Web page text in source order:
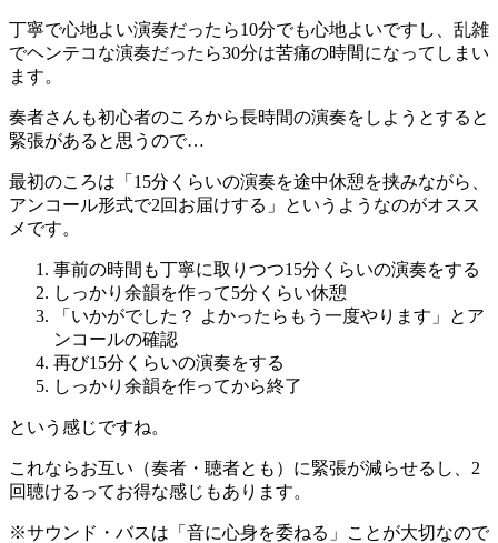
丁寧で心地よい演奏だったら10分でも心地よいですし、乱雑
でヘンテコな演奏だったら30分は苦痛の時間になってしまい
ます。
奏者さんも初心者のころから長時間の演奏をしようとすると
緊張があると思うので…
最初のころは「15分くらいの演奏を途中休憩を挟みながら、
アンコール形式で2回お届けする」というようなのがオスス
メです。
事前の時間も丁寧に取りつつ15分くらいの演奏をする
しっかり余韻を作って5分くらい休憩
「いかがでした？ よかったらもう一度やります」とア
ンコールの確認
再び15分くらいの演奏をする
しっかり余韻を作ってから終了
という感じですね。
これならお互い（奏者・聴者とも）に緊張が減らせるし、2
回聴けるってお得な感じもあります。
※サウンド・バスは「音に心身を委ねる」ことが大切なので